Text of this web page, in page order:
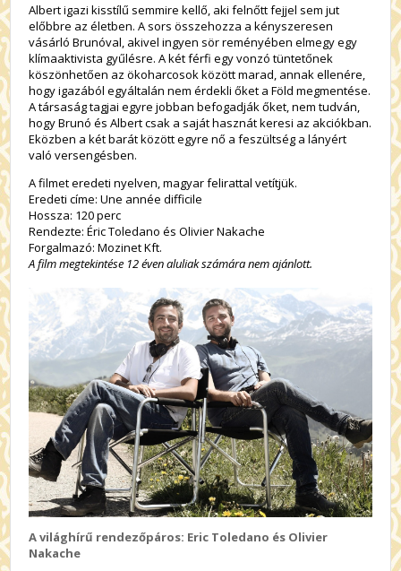
Albert igazi kisstílű semmire kellő, aki felnőtt fejjel sem jut
előbbre az életben. A sors összehozza a kényszeresen
vásárló Brunóval, akivel ingyen sör reményében elmegy egy
klímaaktivista gyűlésre. A két férfi egy vonzó tüntetőnek
köszönhetően az ökoharcosok között marad, annak ellenére,
hogy igazából egyáltalán nem érdekli őket a Föld megmentése.
A társaság tagjai egyre jobban befogadják őket, nem tudván,
hogy Brunó és Albert csak a saját hasznát keresi az akciókban.
Eközben a két barát között egyre nő a feszültség a lányért
való versengésben.
A filmet eredeti nyelven, magyar felirattal vetítjük.
Eredeti címe: Une année difficile
Hossza: 120 perc
Rendezte: Éric Toledano és Olivier Nakache
Forgalmazó: Mozinet Kft.
A film megtekintése 12 éven aluliak számára nem ajánlott.
A világhírű rendezőpáros: Eric Toledano és Olivier
Nakache